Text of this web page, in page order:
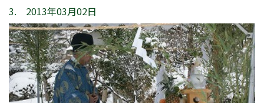
3. 2013年03月02日